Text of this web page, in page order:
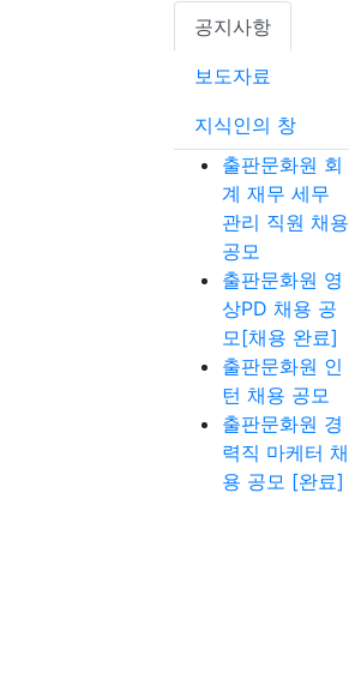
공지사항
보도자료
지식인의 창
출판문화원 회
계 재무 세무
관리 직원 채용
공모
출판문화원 영
상PD 채용 공
모[채용 완료]
출판문화원 인
턴 채용 공모
출판문화원 경
력직 마케터 채
용 공모 [완료]